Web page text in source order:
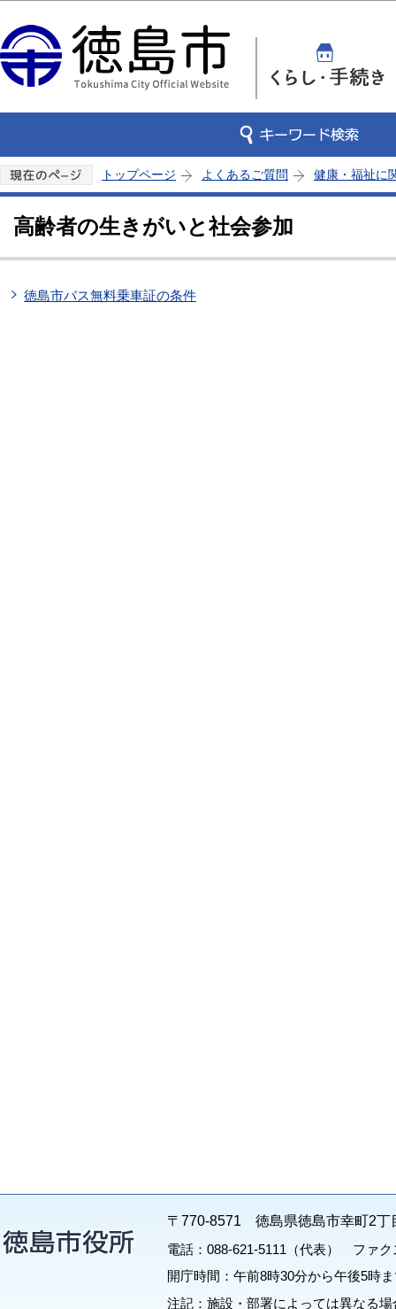
トップページ よくあるご質問 健康・福祉に
高齢者の生きがいと社会参加
徳島市バス無料乗車証の条件
〒770-8571 徳島県徳島市幸町2丁
電話：088-621-5111（代表） ファク
開庁時間：午前8時30分から午後5時
注記：施設・部署によっては異なる